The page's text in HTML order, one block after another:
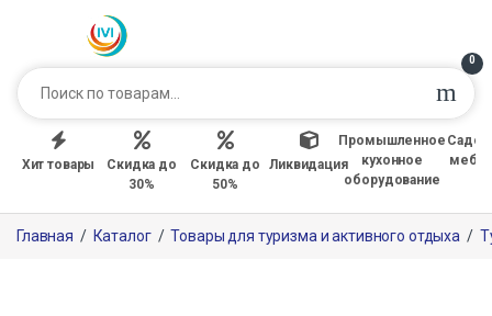
0
Хит товары
Скидка до
30%
Скидка до
50%
Ликвидация
Промышленное
кухонное
оборудование
Главная / Каталог / Товары для туризма и активного отдыха /